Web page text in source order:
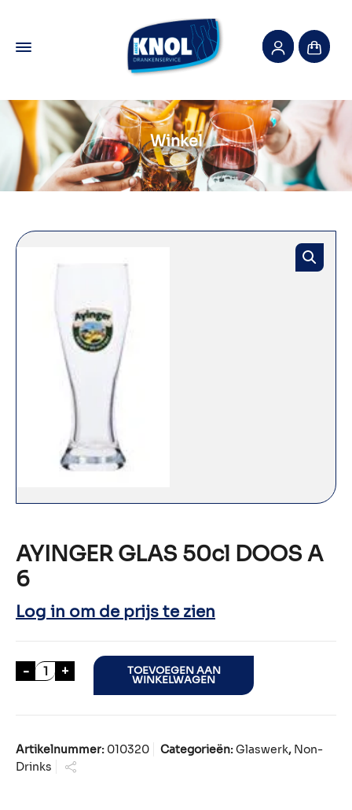
Winkel
AYINGER GLAS 50cl DOOS A
6
Log in om de prijs te zien
- AYINGER GLAS 50cl DOOS A 6 aantal
+ TOEVOEGEN AAN
WINKELWAGEN
Artikelnummer: 010320 Categorieën:Glaswerk, Non-
Drinks